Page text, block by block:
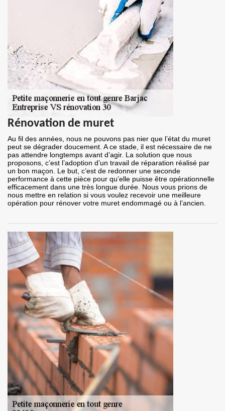
Rénovation de muret
Au fil des années, nous ne pouvons pas nier que l’état du muret
peut se dégrader doucement. A ce stade, il est nécessaire de ne
pas attendre longtemps avant d’agir. La solution que nous
proposons, c’est l’adoption d’un travail de réparation réalisé par
un bon maçon. Le but, c’est de redonner une seconde
performance à cette pièce pour qu’elle puisse être opérationnelle
efficacement dans une très longue durée. Nous vous prions de
nous mettre en relation si vous voulez recevoir une meilleure
opération pour rénover votre muret endommagé ou à l’ancien.